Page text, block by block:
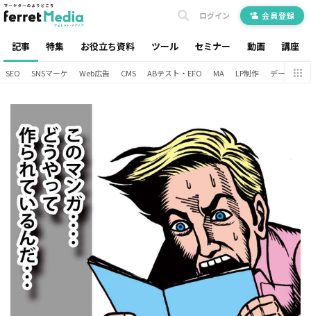
記事 特集 お役立ち資料 ツール セミナー 動画 講座
ログイン 会員登録
SEO SNSマーケ Web広告 CMS ABテスト・EFO MA LP制作 データ分析